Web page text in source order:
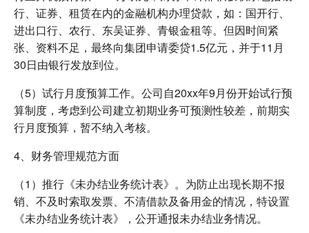
行、证券、租赁在内的金融机构办理贷款，如：国开行、
进出口行、农行、东吴证券、青银金租等。但因时间紧
张、资料不足，最终向集团申请委贷1.5亿元，并于11月
30日由银行发放到位。
（5）试行月度预算工作。公司自20xx年9月份开始试行预
算制度，考虑到公司建立初期业务可预测性较差，前期实
行月度预算，暂不纳入考核。
4、财务管理规范方面
（1）推行《未办结业务统计表》。为防止出现长期不报
销、不及时索取发票、不清借款及备用金的情况，特设置
《未办结业务统计表》，公开通报未办结业务情况。